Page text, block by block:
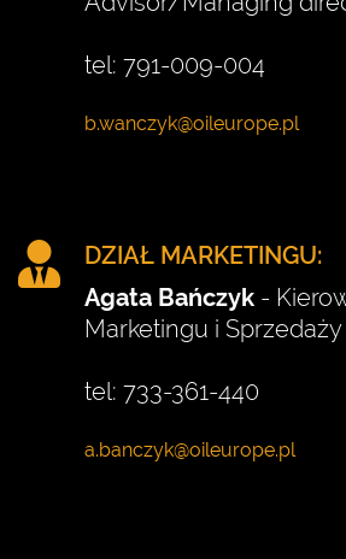
tel: 791-009-004
DZIAŁ MARKETINGU:
Agata Bańczyk -
Marketingu i Sprzedaży
tel: 733-361-440